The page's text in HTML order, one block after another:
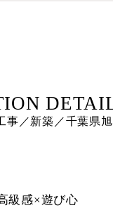
事／新築／千葉県
級感×遊び心